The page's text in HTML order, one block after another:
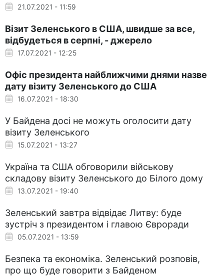
21.07.2021 - 11:59
Візит Зеленського в США, швидше за все,
відбудеться в серпні, - джерело
17.07.2021 - 12:25
Офіс президента найближчими днями назве
дату візиту Зеленського до США
16.07.2021 - 18:30
У Байдена досі не можуть оголосити дату
візиту Зеленського
15.07.2021 - 13:27
Україна та США обговорили військову
складову візиту Зеленського до Білого дому
13.07.2021 - 19:40
Зеленський завтра відвідає Литву: буде
зустріч з президентом і главою Євроради
05.07.2021 - 13:59
Безпека та економіка. Зеленський розповів,
про що буде говорити з Байденом